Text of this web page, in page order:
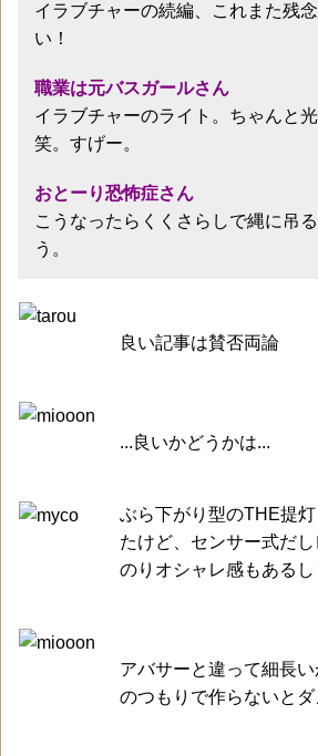
イラブチャーの続編、これまた残
い！
職業は元バスガールさん
イラブチャーのライト。ちゃんと
笑。すげー。
おとーり恐怖症さん
こうなったらくくさらしで縄に吊
う。
良い記事は賛否両論
...良いかどうかは...
ぶら下がり型のTHE提
たけど、センサー式だ
のりオシャレ感もあるし
アバサーと違って細長
のつもりで作らないと